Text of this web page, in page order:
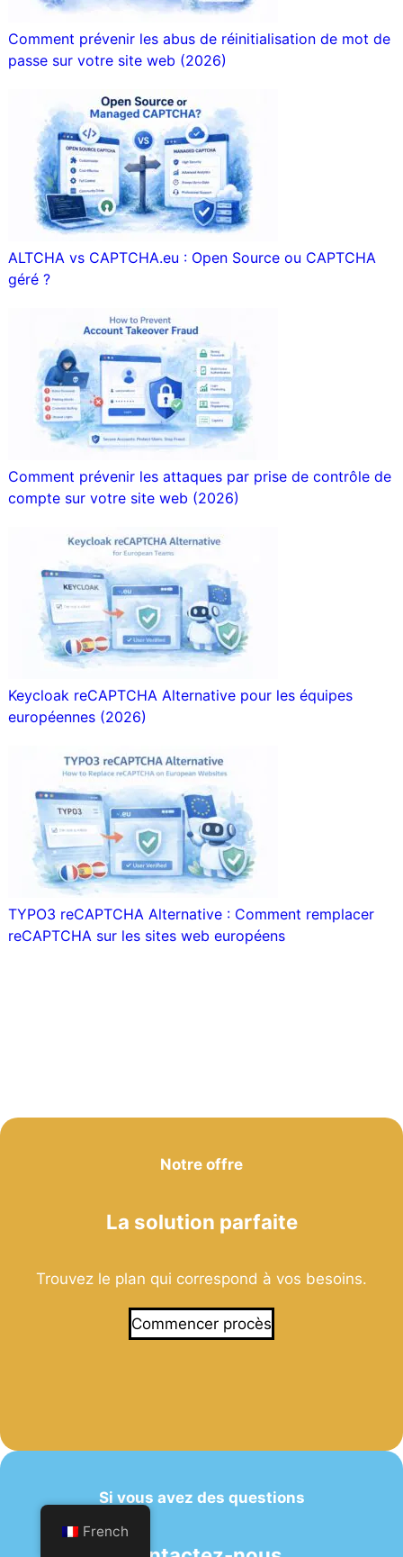
Comment prévenir les abus de réinitialisation de mot de
passe sur votre site web (2026)
ALTCHA vs CAPTCHA.eu : Open Source ou CAPTCHA
géré ?
Comment prévenir les attaques par prise de contrôle de
compte sur votre site web (2026)
Keycloak reCAPTCHA Alternative pour les équipes
européennes (2026)
TYPO3 reCAPTCHA Alternative : Comment remplacer
reCAPTCHA sur les sites web européens
Notre offre
La solution parfaite
Trouvez le plan qui correspond à vos besoins.
Commencer procès
Si vous avez des questions
French